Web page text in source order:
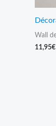
Wall
11,95€